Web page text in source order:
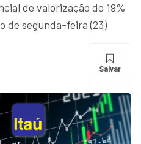
de valorização de 19%
de segunda-feira (23)
Salvar